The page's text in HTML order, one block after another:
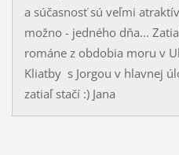
a súčasnosť sú veľmi
možno - jedného dňa...
románe z obdobia moru v
Kliatby s Jorgou v hlavnej
zatiaľ stačí :) Jana